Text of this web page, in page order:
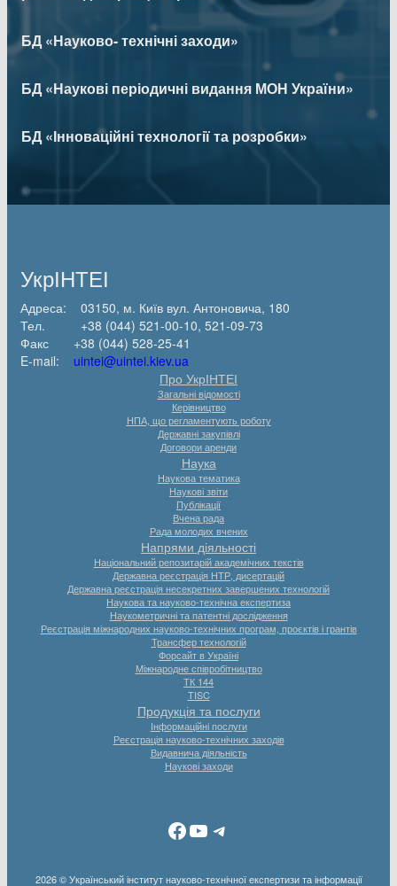
БД «Науково- технічні заходи»
БД «Наукові періодичні видання МОН України»
БД «Інноваційні технології та розробки»
УкрІНТЕІ
Адреса: 03150, м. Київ вул. Антоновича, 180
Тел. +38 (044) 521-00-10, 521-09-73
Факс +38 (044) 528-25-41
E-mail: uintei@uintei.kiev.ua
Про УкрІНТЕІ
Загальні відомості
Керівництво
НПА, що регламентують роботу
Державні закупівлі
Договори аренди
Наука
Наукова тематика
Наукові звіти
Публікації
Вчена рада
Рада молодих вчених
Напрями діяльності
Національний репозитарій академічних текстів
Державна реєстрація НТР, дисертацій
Державна реєстрація несекретних завершених технологій
Наукова та науково-технічна експертиза
Наукометричні та патентні дослідження
Реєстрація міжнародних науково-технічних програм, проєктів і грантів
Трансфер технологій
Форсайт в Україні
Міжнародне співробітництво
ТК 144
TISC
Продукція та послуги
Інформаційні послуги
Реєстрація науково-технічних заходів
Видавнича діяльність
Наукові заходи
Facebook YouTube Telegram
2026 © Український інститут науково-технічної експертизи та інформації